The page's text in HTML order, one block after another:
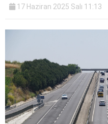
17 Haziran 2025 Salı 11:13